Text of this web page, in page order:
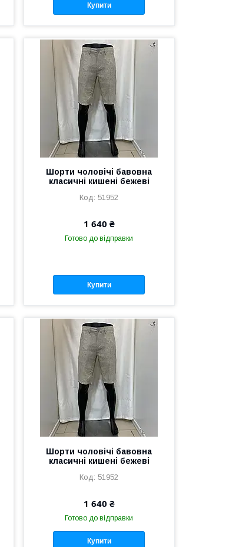
Купити
Шорти чоловічі бавовна
класичні кишені бежеві
51952
1 640 ₴
Готово до відправки
Купити
Шорти чоловічі бавовна
класичні кишені бежеві
51952
1 640 ₴
Готово до відправки
Купити